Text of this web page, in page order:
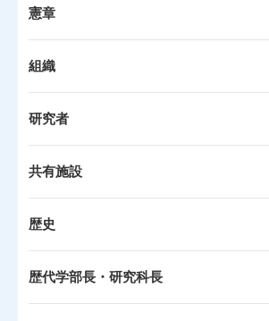
憲章
組織
研究者
共有施設
歴史
歴代学部長・研究科長